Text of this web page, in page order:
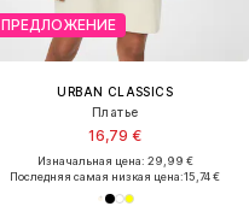
ПРЕДЛОЖЕНИЕ
URBAN CLASSICS
Платье
16,79 €
Изначальная цена: 29,99 €
Последняя самая низкая цена:15,74 €